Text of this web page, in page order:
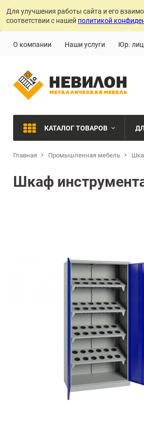
Для улучшения работы сайта и его
соответствии с нашей политикой
О компании Наши услуги Юр.
ВЕРСТАКИ
ПЛАТФОРМЕННЫЕ ТЕЛЕЖКИ
МЕДИЦИНСКАЯ МЕБЕЛЬ
ОФИСНАЯ МЕБЕЛЬ
ОФИСНЫЕ КРЕСЛА
КАТАЛОГ ТОВАРОВ
Главная Промышленная мебель
Шкаф